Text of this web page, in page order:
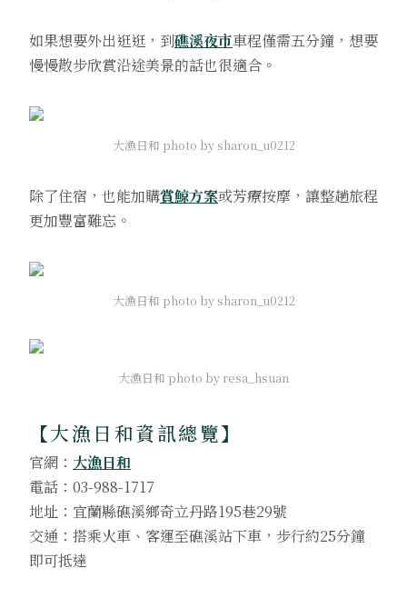
如果想要外出逛逛，到礁溪夜市車程僅需五分鐘，想要
慢慢散步欣賞沿途美景的話也很適合。
大漁日和 photo by sharon_u0212
除了住宿，也能加購賞鯨方案或芳療按摩，讓整趟旅程
更加豐富難忘。
大漁日和 photo by sharon_u0212
大漁日和 photo by resa_hsuan
【大漁日和資訊總覽】
官網： 大漁日和
電話：03-988-1717
地址：宜蘭縣礁溪鄉奇立丹路195巷29號
交通：搭乘火車、客運至礁溪站下車，步行約25分鐘
即可抵達